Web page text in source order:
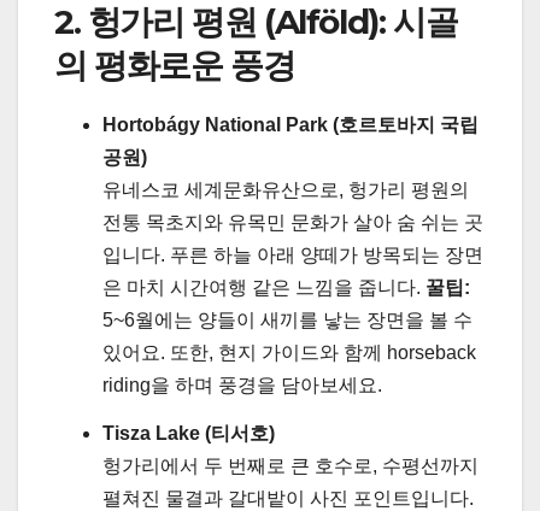
2. 헝가리 평원 (Alföld): 시골
의 평화로운 풍경
Hortobágy National Park (호르토바지 국립
공원)
유네스코 세계문화유산으로, 헝가리 평원의
전통 목초지와 유목민 문화가 살아 숨 쉬는 곳
입니다. 푸른 하늘 아래 양떼가 방목되는 장면
은 마치 시간여행 같은 느낌을 줍니다. 꿀팁:
5~6월에는 양들이 새끼를 낳는 장면을 볼 수
있어요. 또한, 현지 가이드와 함께 horseback
riding을 하며 풍경을 담아보세요.
Tisza Lake (티서호)
헝가리에서 두 번째로 큰 호수로, 수평선까지
펼쳐진 물결과 갈대밭이 사진 포인트입니다.